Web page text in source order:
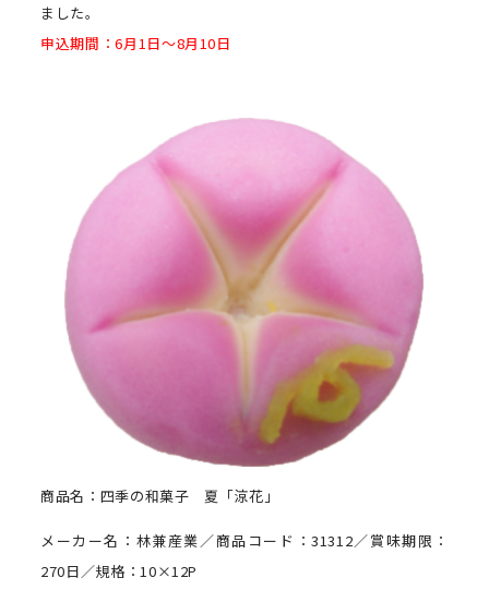
ました。
申込期間：6月1日～8月10日
商品名：四季の和菓子 夏「涼花」
メーカー名：林兼産業／商品コード：31312／賞味期限：
270日／規格：10×12P